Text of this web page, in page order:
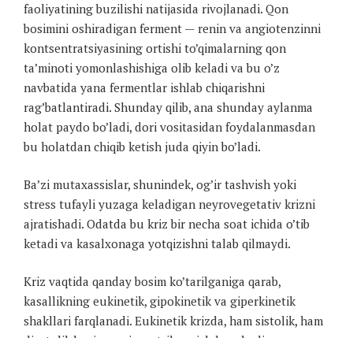
faoliyatining buzilishi natijasida rivojlanadi. Qon
bosimini oshiradigan ferment — renin va angiotenzinni
kontsentratsiyasining ortishi to’qimalarning qon
ta’minoti yomonlashishiga olib keladi va bu o’z
navbatida yana fermentlar ishlab chiqarishni
rag’batlantiradi. Shunday qilib, ana shunday aylanma
holat paydo bo’ladi, dori vositasidan foydalanmasdan
bu holatdan chiqib ketish juda qiyin bo’ladi.
Ba’zi mutaxassislar, shunindek, og’ir tashvish yoki
stress tufayli yuzaga keladigan neyrovegetativ krizni
ajratishadi. Odatda bu kriz bir necha soat ichida o’tib
ketadi va kasalxonaga yotqizishni talab qilmaydi.
Kriz vaqtida qanday bosim ko’tarilganiga qarab,
kasallikning eukinetik, gipokinetik va giperkinetik
shakllari farqlanadi. Eukinetik krizda, ham sistolik, ham